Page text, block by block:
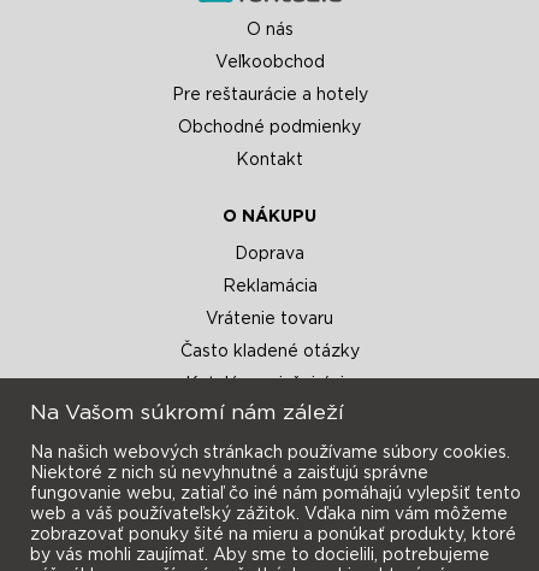
O nás
Veľkoobchod
Pre reštaurácie a hotely
Obchodné podmienky
Kontakt
O NÁKUPU
Doprava
Reklamácia
Vrátenie tovaru
Často kladené otázky
Novinky e-mailom Prihlásiť sa
Na Vašom súkromí nám záleží
Na našich webových stránkach používame súbory cookies.
Niektoré z nich sú nevyhnutné a zaisťujú správne
fungovanie webu, zatiaľ čo iné nám pomáhajú vylepšiť tento
web a váš používateľský zážitok. Vďaka nim vám môžeme
zobrazovať ponuky šité na mieru a ponúkať produkty, ktoré
by vás mohli zaujímať. Aby sme to docielili, potrebujeme